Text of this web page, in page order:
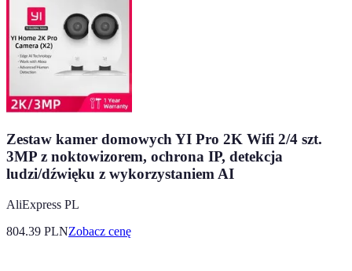
Zestaw kamer domowych YI Pro 2K Wifi 2/4 szt.
3MP z noktowizorem, ochrona IP, detekcja
ludzi/dźwięku z wykorzystaniem AI
AliExpress PL
804.39 PLNZobacz cenę